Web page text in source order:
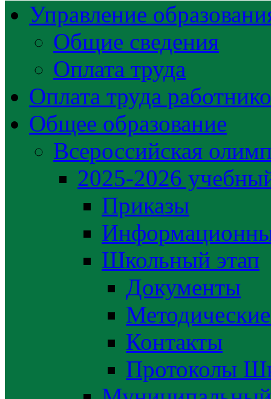
Управление
Общие сведения
Оплата труда
Оплата труда
Общее образование
Всероссийская
2025-2026
Приказы
Школьный этап
Документы
Контакты
Протоколы